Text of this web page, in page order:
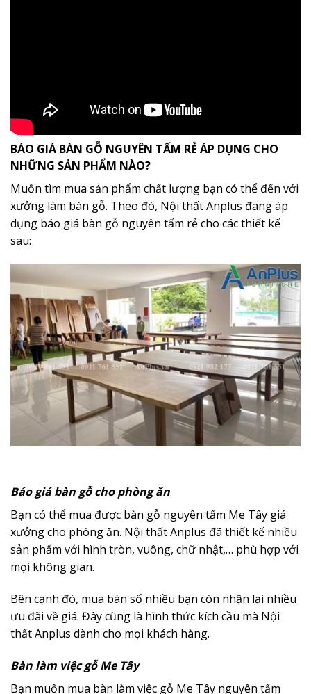
BÁO GIÁ BÀN GỖ NGUYÊN TẤM RẺ ÁP DỤNG CHO
NHỮNG SẢN PHẨM NÀO?
Muốn tìm mua sản phẩm chất lượng bạn có thể đến với
xưởng làm bàn gỗ. Theo đó, Nội thất Anplus đang áp
dụng báo giá bàn gỗ nguyên tấm rẻ cho các thiết kế
sau:
Báo giá bàn gỗ cho phòng ăn
Bạn có thể mua được bàn gỗ nguyên tấm Me Tây giá
xưởng cho phòng ăn. Nội thất Anplus đã thiết kế nhiều
sản phẩm với hình tròn, vuông, chữ nhật,… phù hợp với
mọi không gian.
Bên cạnh đó, mua bàn số nhiều bạn còn nhận lại nhiều
ưu đãi về giá. Đây cũng là hình thức kích cầu mà Nội
thất Anplus dành cho mọi khách hàng.
Bàn làm việc gỗ Me Tây
Bạn muốn mua bàn làm việc gỗ Me Tây nguyên tấm